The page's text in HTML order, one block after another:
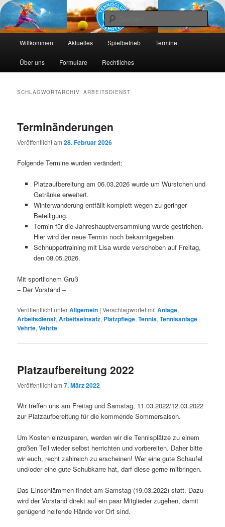
Tennis-Vehrte
Die Webseite des Tennisclub Vehrte e. V.
Zum
primären
Zum
sekundären
Willkommen Aktuelles Spielbetrieb Termine
Über uns Formulare Rechtliches
SCHLAGWORTARCHIV:ARBEITSDIENST
Terminänderungen
Veröffentlicht am28. Februar 2026
Folgende Termine wurden verändert:
Platzaufbereitung am 06.03.2026 wurde um Würstchen und
Getränke erweitert.
Winterwanderung entfällt komplett wegen zu geringer
Beteiligung.
Termin für die Jahreshauptversammlung wurde gestrichen.
Hier wird der neue Termin noch bekanntgegeben.
Schnuppertraining mit Lisa wurde verschoben auf Freitag,
den 08.05.2026.
Mit sportlichem Gruß
– Der Vorstand –
Veröffentlicht unterAllgemein |Verschlagwortet mitAnlage,
Arbeitsdienst,Arbeitseinsatz, Platzpflege,Tennis,Tennisanlage
Vehrte,Vehrte
Platzaufbereitung 2022
Veröffentlicht am7. März 2022
Wir treffen uns am Freitag und Samstag, 11.03.2022/12.03.2022
zur Platzaufbereitung für die kommende Sommersaison.
Um Kosten einzusparen, werden wir die Tennisplätze zu einem
großen Teil wieder selbst herrichten und vorbereiten. Daher bitte
wir euch, recht zahlreich zu erscheinen! Wer eine gute Schaufel
und/oder eine gute Schubkarre hat, darf diese gerne mitbringen.
Das Einschlämmen findet am Samstag (19.03.2022) statt. Dazu
wird der Vorstand direkt auf ein paar Mitglieder zugehen, damit
genügend helfende Hände vor Ort sind.